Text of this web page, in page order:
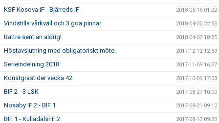
KSF Kosova IF - Bjärreds IF 2018-05-16 01:22
Vindstilla vårkväll och 3 goa pinnar 2018-04-20 22:55
Bättre sent än aldrig! 2018-04-03 18:55
Höstavslutning med obligatoriskt möte. 2017-12-12 12:59
Serieindelning 2018 2017-11-09 16:37
Konstgrästider vecka 42 2017-10-09 17:08
BIF 2 - 3 LSK 2017-08-27 10:00
Nosaby IF 2 - BIF 1 2017-08-21 09:12
BIF 1 - KulladalsFF 2 2017-08-13 09:50